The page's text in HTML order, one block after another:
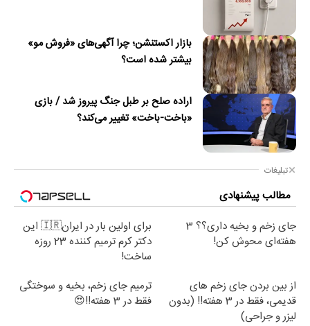
بازار اکستنشن؛ چرا آگهی‌های «فروش مو»
بیشتر شده است؟
اراده صلح بر طبل جنگ پیروز شد / بازی
«باخت-باخت» تغییر می‌کند؟
تبلیغات
مطالب پیشنهادی
جای زخم و بخیه داری؟؟ 3
هفته‌ای محوش کن!
برای اولین بار در ایران🇮🇷 این
دکتر کرم ترمیم کننده 23 روزه
ساخت!
از بین بردن جای زخم های
قدیمی، فقط در 3 هفته!! (بدون
لیزر و جراحی)
ترمیم جای زخم، بخیه و سوختگی
فقط در 3 هفته!!😍